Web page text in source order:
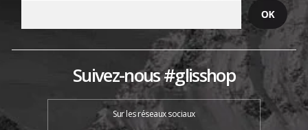
Suivez-nous #glisshop
Sur les réseaux sociaux